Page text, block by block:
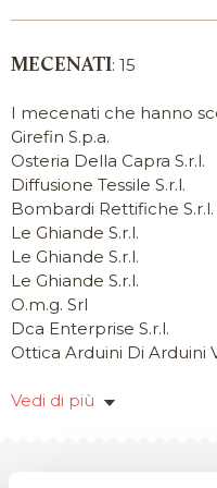
propria sede e in
del territorio.
I contenuti pubblicati
delle erogazioni liberali.
MECENATI: 15
I mecenati che hanno
Girefin S.p.a.
Osteria Della Capra S.r.l.
Diffusione Tessile S.r.l.
Bombardi Rettifiche S.r.l.
Le Ghiande S.r.l.
Le Ghiande S.r.l.
Le Ghiande S.r.l.
O.m.g. Srl
Dca Enterprise S.r.l.
Ottica Arduini Di Arduini
Vedi di più